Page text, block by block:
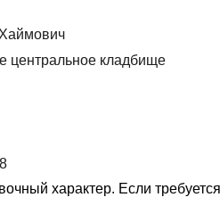
центральное кладбище
характер. Если